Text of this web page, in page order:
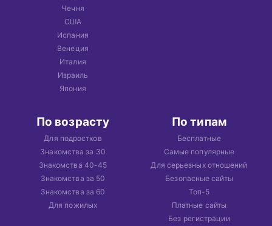
Чечня
США
Испания
Венеция
Италия
Израиль
Япония
По возрасту
Для подростков
Знакомства за 30
Знакомства 40-45
Знакомства за 50
Знакомства за 60
Для пожилых
По типам
Бесплатные
Самые популярные
Для серьезных отношений
Безопасные сайты
Топ-5
Платные сайты
Без регистрации